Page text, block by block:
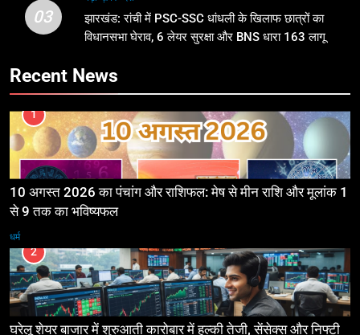
03
झारखंड: रांची में PSC-SSC धांधली के खिलाफ छात्रों का
विधानसभा घेराव, 6 लेयर सुरक्षा और BNS धारा 163 लागू
Recent News
1
10 अगस्त 2026 का पंचांग और राशिफल: मेष से मीन राशि और मूलांक 1
से 9 तक का भविष्यफल
धर्म
2
घरेलू शेयर बाजार में शुरुआती कारोबार में हल्की तेजी, सेंसेक्स और निफ्टी